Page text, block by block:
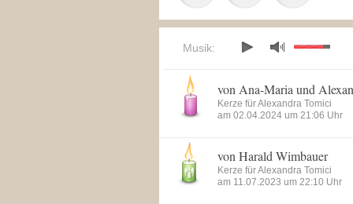
Musik:
von Ana-Maria und
Kerze für Alexandra Tomici
am 02.04.2024 um 21:06 Uhr
von Harald Wimbauer
Kerze für Alexandra Tomici
am 11.07.2023 um 22:10 Uhr